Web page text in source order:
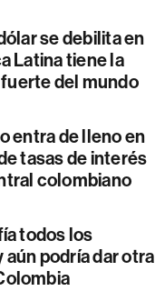
se debilita en
Latina tiene la
del mundo
entra de lleno en
tasas de interés
colombiano
todos los
podría dar otra